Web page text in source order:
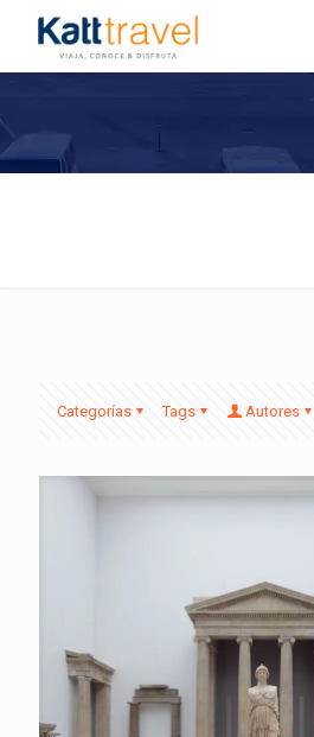
Categorías Tags Autores